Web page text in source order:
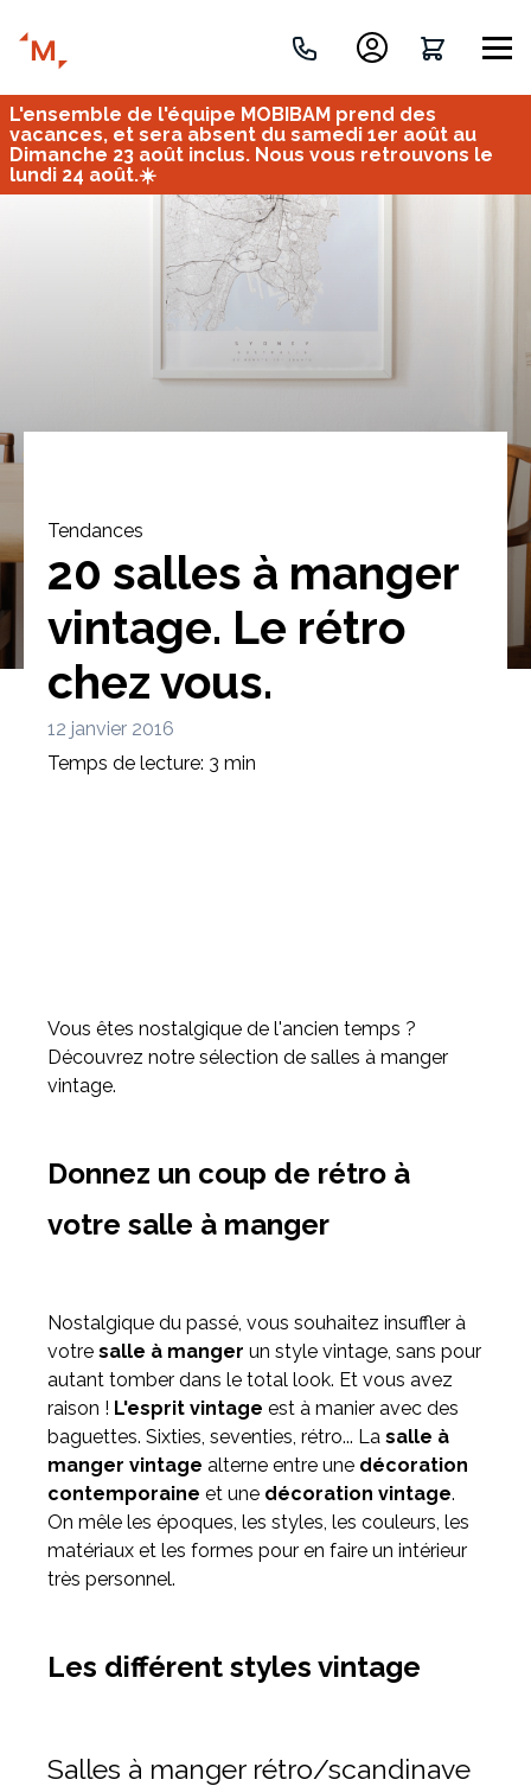
Personnalisez nos modèles pour créer le meuble qui vous
Bibliothèque Meuble tv
OU
Créez votre projet de A à Z
Imaginez et concevez un meuble 100% unique.
L'ensemble de l'équipe MOBIBAM prend des
vacances, et sera absent du samedi 1er août au
Dimanche 23 août inclus. Nous vous retrouvons le
lundi 24 août.☀️
Tendances
20 salles à manger
vintage. Le rétro
chez vous.
12 janvier 2016
Temps de lecture: 3 min
Vous êtes nostalgique de l'ancien temps ?
Découvrez notre sélection de salles à manger
vintage.
Donnez un coup de rétro à
votre salle à manger
Nostalgique du passé, vous souhaitez insuffler à
votre salle à manger un style vintage, sans pour
autant tomber dans le total look. Et vous avez
raison ! L'esprit vintage est à manier avec des
baguettes. Sixties, seventies, rétro... La salle à
manger vintage alterne entre une décoration
contemporaine et une décoration vintage.
On mêle les époques, les styles, les couleurs, les
matériaux et les formes pour en faire un intérieur
très personnel.
Les différent styles vintage
Salles à manger rétro/scandinave